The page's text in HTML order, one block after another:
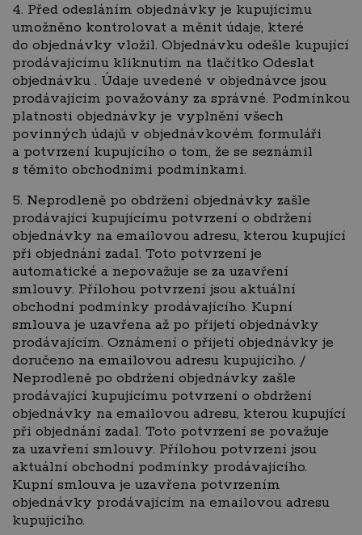
4. Před odesláním objednávky je kupujícímu
umožněno kontrolovat a měnit údaje, které
do objednávky vložil. Objednávku odešle kupující
prodávajícímu kliknutím na tlačítko Odeslat
objednávku . Údaje uvedené v objednávce jsou
prodávajícím považovány za správné. Podmínkou
platnosti objednávky je vyplnění všech
povinných údajů v objednávkovém formuláři
a potvrzení kupujícího o tom, že se seznámil
s těmito obchodními podmínkami.
5. Neprodleně po obdržení objednávky zašle
prodávající kupujícímu potvrzení o obdržení
objednávky na emailovou adresu, kterou kupující
při objednání zadal. Toto potvrzení je
automatické a nepovažuje se za uzavření
smlouvy. Přílohou potvrzení jsou aktuální
obchodní podmínky prodávajícího. Kupní
smlouva je uzavřena až po přijetí objednávky
prodávajícím. Oznámení o přijetí objednávky je
doručeno na emailovou adresu kupujícího. /
Neprodleně po obdržení objednávky zašle
prodávající kupujícímu potvrzení o obdržení
objednávky na emailovou adresu, kterou kupující
při objednání zadal. Toto potvrzení se považuje
za uzavření smlouvy. Přílohou potvrzení jsou
aktuální obchodní podmínky prodávajícího.
Kupní smlouva je uzavřena potvrzením
objednávky prodávajícím na emailovou adresu
kupujícího.